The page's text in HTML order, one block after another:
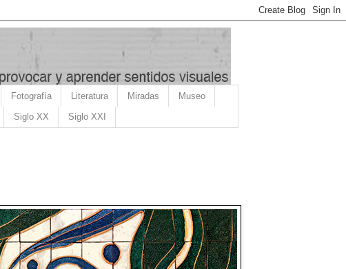
Fotografía Literatura Miradas Museo
Siglo XX Siglo XXI